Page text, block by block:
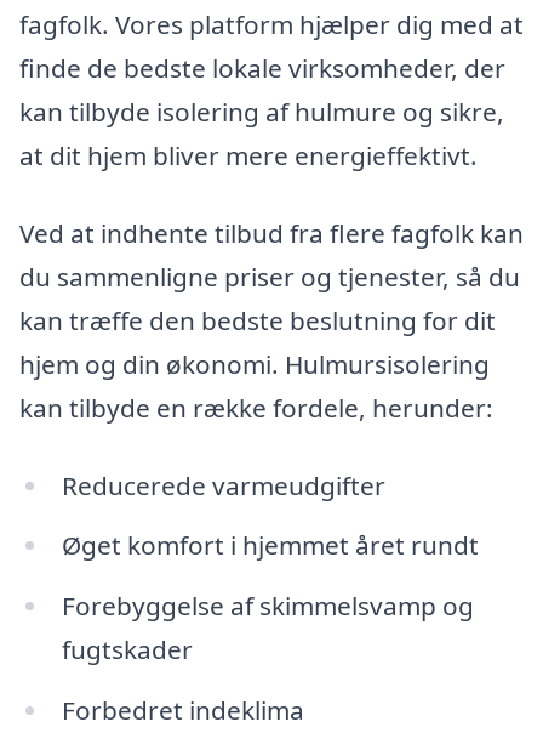
fagfolk. Vores platform hjælper dig med at
finde de bedste lokale virksomheder, der
kan tilbyde isolering af hulmure og sikre,
at dit hjem bliver mere energieffektivt.
Ved at indhente tilbud fra flere fagfolk kan
du sammenligne priser og tjenester, så du
kan træffe den bedste beslutning for dit
hjem og din økonomi. Hulmursisolering
kan tilbyde en række fordele, herunder:
Reducerede varmeudgifter
Øget komfort i hjemmet året rundt
Forebyggelse af skimmelsvamp og
fugtskader
Forbedret indeklima